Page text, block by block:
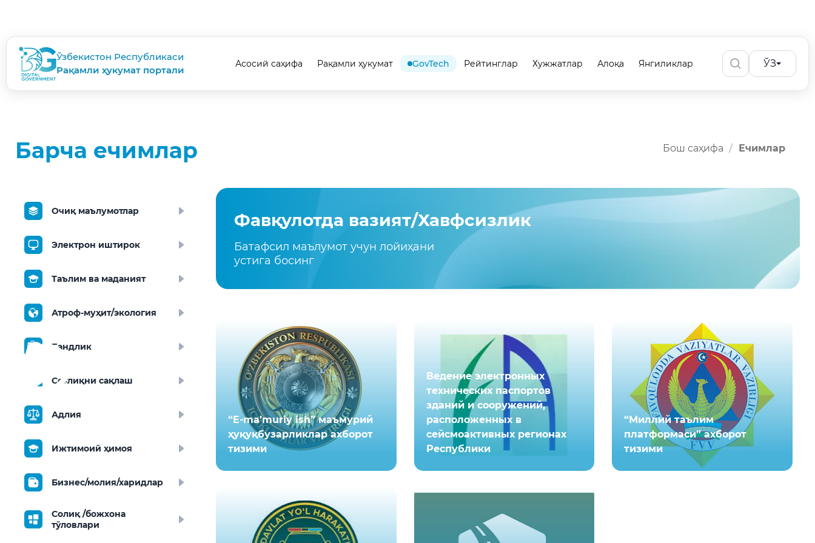
Ўзбекистон Республикаси
Рақамли ҳукумат портали
Асосий саҳифа Рақамли ҳукумат GovTech Рейтинглар Хужжатлар Алоқа Янгиликлар ЎЗ
Барча ечимлар Бош саҳифа Ечимлар
Очиқ маълумотлар
Электрон иштирок
Таълим ва маданият
Атроф-муҳит/экология
Бандлик
Соғлиқни сақлаш
Адлия
Ижтимоий ҳимоя
Бизнес/молия/харидлар
Солиқ /божхона
тўловлари
Фавқулотда вазият/Хавфсизлик
Батафсил маълумот учун лойиҳани
устига босинг
“E-ma’muriy ish” маъмурий
ҳуқуқбузарликлар ахборот
тизими
Ведение электронных
технических паспортов
зданий и сооружений,
расположенных в
сейсмоактивных регионах
Республики
“Миллий таълим
платформаси” ахборот
тизими